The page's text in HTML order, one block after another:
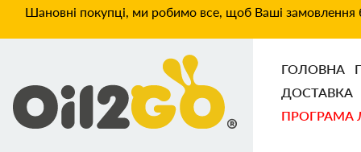
Шановні покупці, ми робимо все, щоб Ваші замовлення
ГОЛОВНА
ДОСТАВКА
ПРОГРАМА